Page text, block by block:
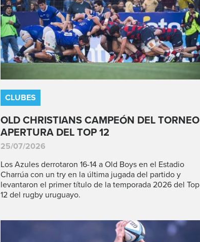
CLUBES
OLD CHRISTIANS CAMPEÓN DEL TORNEO
APERTURA DEL TOP 12
25/07/2026
Los Azules derrotaron 16-14 a Old Boys en el Estadio
Charrúa con un try en la última jugada del partido y
levantaron el primer título de la temporada 2026 del Top
12 del rugby uruguayo.